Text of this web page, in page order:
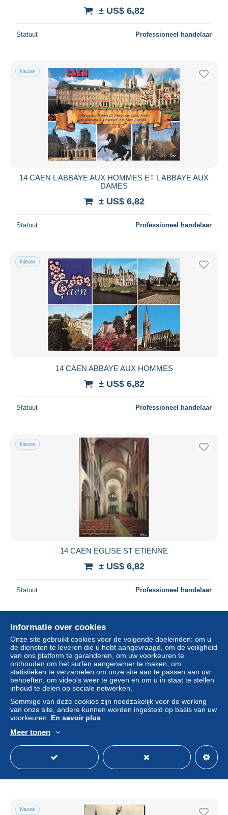
± US$ 6,82
Statuut Professioneel handelaar
Nieuw
14 CAEN L ABBAYE AUX HOMMES ET L ABBAYE AUX
DAMES
± US$ 6,82
Statuut Professioneel handelaar
Nieuw
14 CAEN ABBAYE AUX HOMMES
± US$ 6,82
Statuut Professioneel handelaar
Nieuw
14 CAEN EGLISE ST ETIENNE
± US$ 6,82
Statuut Professioneel handelaar
Nieuw
14 CAEN VUE AERIENNE DE LA VILLE
± US$ 6,82
Nieuw
Informatie over cookies
Onze site gebruikt cookies voor de volgende doeleinden: om u
de diensten te leveren die u hebt aangevraagd, om de veiligheid
van ons platform te garanderen, om uw voorkeuren te
onthouden om het surfen aangenamer te maken, om
statistieken te verzamelen om onze site aan te passen aan uw
behoeften, om video's weer te geven en om u in staat te stellen
inhoud te delen op sociale netwerken.
Sommige van deze cookies zijn noodzakelijk voor de werking
van onze site, andere kunnen worden ingesteld op basis van uw
voorkeuren. En savoir plus
Meer tonen